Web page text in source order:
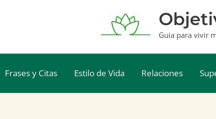
Guia para vivir
Frases y Citas Estilo de Vida Relaciones